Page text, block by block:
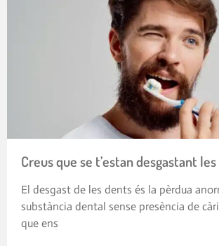
Creus que se t’estan desgastant
El desgast de les dents és la pèrdua
substància dental sense presència de
que ens